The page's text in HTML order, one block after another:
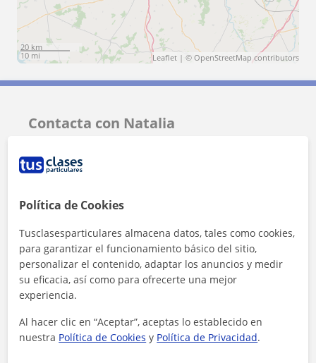
20 km
10 mi
Leaflet | © OpenStreetMap contributors
Contacta con Natalia
Tarifa
Política de Cookies
Tusclasesparticulares almacena datos, tales como cookies,
para garantizar el funcionamiento básico del sitio,
personalizar el contenido, adaptar los anuncios y medir
su eficacia, así como para ofrecerte una mejor
experiencia.
Al hacer clic en “Aceptar”, aceptas lo establecido en
nuestra Política de Cookies y Política de Privacidad.